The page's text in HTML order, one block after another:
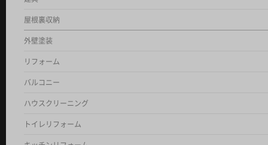
屋根裏収納
外壁塗装
リフォーム
バルコニー
ハウスクリーニング
トイレリフォーム